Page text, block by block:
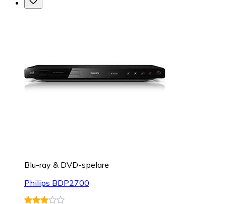
Blu-ray & DVD-spelare
Philips BDP2700